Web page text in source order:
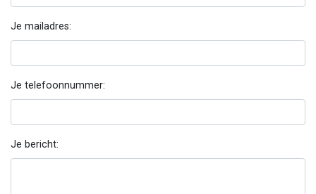
Je mailadres:
Je telefoonnummer:
Je bericht: